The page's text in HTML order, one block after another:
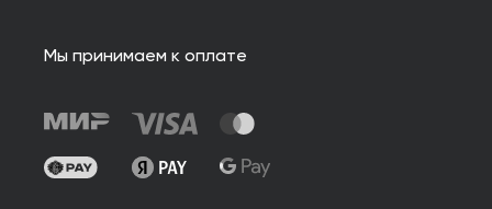
Мы принимаем к оплате